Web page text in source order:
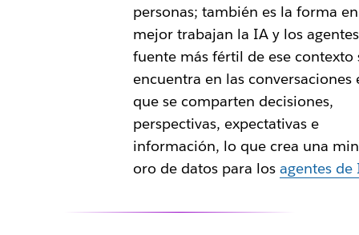
personas; también es la forma
mejor trabajan la IA y los
fuente más fértil de ese contexto
encuentra en las conversaciones
que se comparten decisiones,
perspectivas, expectativas e
información, lo que crea una
oro de datos para los agentes de